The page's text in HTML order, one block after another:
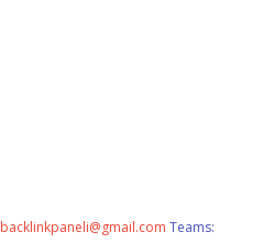
backlinkpaneli@gmail.com Teams: